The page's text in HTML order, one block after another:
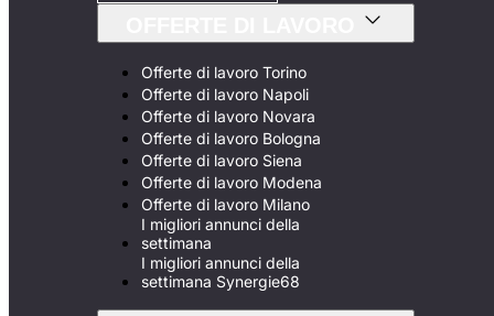
Offerte di lavoro Torino
Offerte di lavoro Napoli
Offerte di lavoro Novara
Offerte di lavoro Bologna
Offerte di lavoro Siena
Offerte di lavoro Modena
Offerte di lavoro Milano
I migliori annunci della
settimana
I migliori annunci della
settimana Synergie68